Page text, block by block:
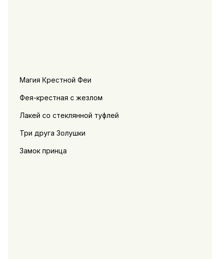
Магия Крестной Феи
Фея-крестная с жезлом
Лакей со стеклянной туфлей
Три друга Золушки
Замок принца